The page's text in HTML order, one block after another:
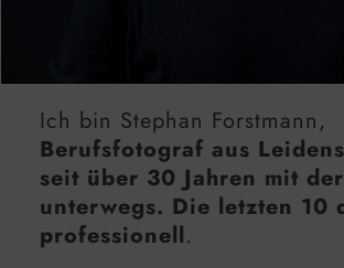
Ich bin Stephan Forstmann,
Berufsfotograf aus
seit über 30 Jahren mit
unterwegs. Die letzten 10
professionell.